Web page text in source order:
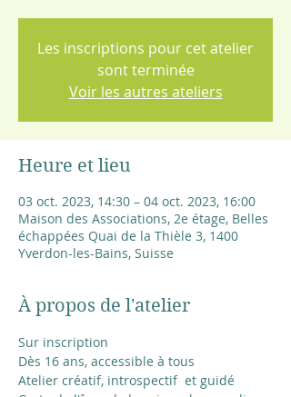
Les inscriptions pour cet atelier
sont terminée
Voir les autres ateliers
Heure et lieu
03 oct. 2023, 14:30 – 04 oct. 2023, 16:00
Maison des Associations, 2e étage, Belles
échappées Quai de la Thièle 3, 1400
Yverdon-les-Bains, Suisse
À propos de l'atelier
Sur inscription
Dès 16 ans, accessible à tous
Atelier créatif, introspectif  et guidé